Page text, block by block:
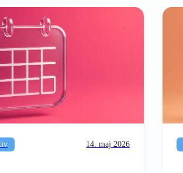
14. maj 2026